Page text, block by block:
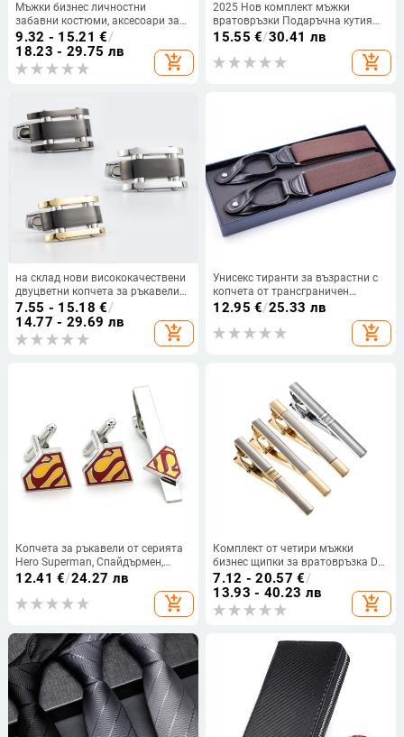
Мъжки бизнес личностни
забавни костюми, аксесоари за
покер, титаниева стомана,
висококачествени копчета за
ръкавели, щипка за вратовръзка
9.32 - 15.21 €/
18.23 - 29.75 лв
add_shopping_cart
2025 Нов комплект мъжки
вратовръзки Подаръчна кутия
Висок клас Моден подарък
Мъжки комплект от 4 бизнес
вратовръзки
15.55 €/30.41 лв
add_shopping_cart
на склад нови висококачествени
двуцветни копчета за ръкавели
от неръждаема стомана,
трансгранични, горещи мъжки
френски копчета за ръкавели за
риза на едро
7.55 - 15.18 €/
14.77 - 29.69 лв
add_shopping_cart
Унисекс тиранти за възрастни с
копчета от трансграничен
източник, британска каишка с
12.95 €/25.33 лв
add_shopping_cart
Копчета за ръкавели от серията
Hero Superman, Спайдърмен,
щипка за вратовръзка, костюм,
френски бижута на едро с дебело
покритие
12.41 €/24.27 лв
add_shopping_cart
Комплект от четири мъжки
бизнес щипки за вратовръзка Dai
Li с кутия, висок клас луксозна
златна щипка за яка, гореща
разпродажба през граница
7.12 - 20.57 €/
13.93 - 40.23 лв
add_shopping_cart